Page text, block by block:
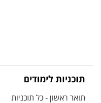
תוכניות לימודים
תואר ראשון - כל תוכניות